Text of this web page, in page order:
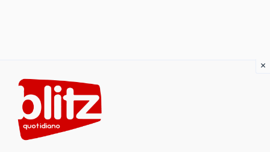
content
×